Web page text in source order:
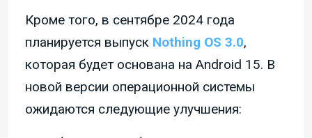
Кроме того, в сентябре 2024 года
планируется выпуск Nothing OS 3.0,
которая будет основана на Android 15. В
новой версии операционной системы
ожидаются следующие улучшения: